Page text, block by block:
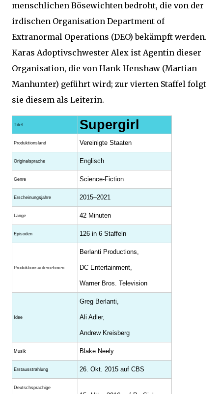
menschlichen Bösewichten bedroht, die von der
irdischen Organisation Department of
Extranormal Operations (DEO) bekämpft werden.
Karas Adoptivschwester Alex ist Agentin dieser
Organisation, die von Hank Henshaw (Martian
Manhunter) geführt wird; zur vierten Staffel folgt
sie diesem als Leiterin.
Titel Supergirl
Produktionsland Vereinigte Staaten
Originalsprache Englisch
Genre Science-Fiction
Erscheinungsjahre 2015–2021
Länge 42 Minuten
Episoden 126 in 6 Staffeln
Produktions­unternehmen
Berlanti Productions,
DC Entertainment,
Warner Bros. Television
Idee
Greg Berlanti,
Ali Adler,
Andrew Kreisberg
Musik Blake Neely
Erstausstrahlung 26. Okt. 2015 auf CBS
Deutschsprachige